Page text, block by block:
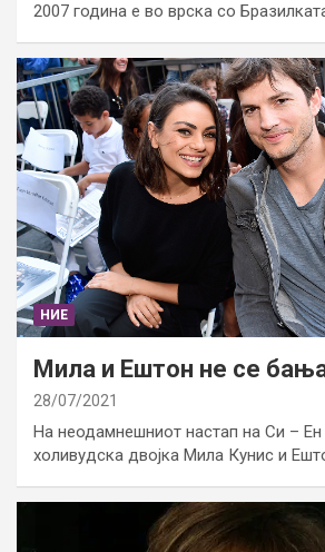
2007 година е во врска со
НИЕ
Мила и Ештон не се
28/07/2021
На неодамнешниот настап на Си – Ен
холивудска двојка Мила Кунис и